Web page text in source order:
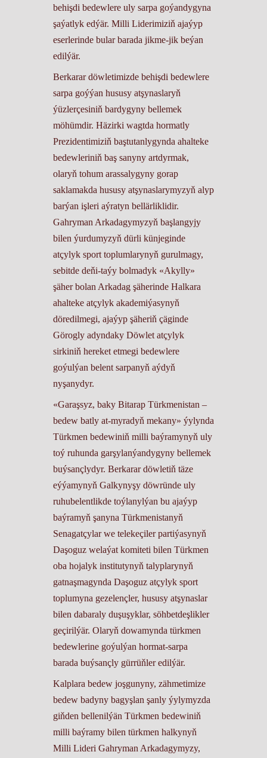
behişdi bedewlere uly sarpa goýandygyna
şaýatlyk edýär. Milli Liderimiziň ajaýyp
eserlerinde bular barada jikme-jik beýan
edilýär.
Berkarar döwletimizde behişdi bedewlere
sarpa goýýan hususy atşynaslaryň
ýüzlerçesiniň bardygyny bellemek
möhümdir. Häzirki wagtda hormatly
Prezidentimiziň baştutanlygynda ahalteke
bedewleriniň baş sanyny artdyrmak,
olaryň tohum arassalygyny gorap
saklamakda hususy atşynaslarymyzyň alyp
barýan işleri aýratyn bellärliklidir.
Gahryman Arkadagymyzyň başlangyjy
bilen ýurdumyzyň dürli künjeginde
atçylyk sport toplumlarynyň gurulmagy,
sebitde deňi-taýy bolmadyk «Akylly»
şäher bolan Arkadag şäherinde Halkara
ahalteke atçylyk akademiýasynyň
döredilmegi, ajaýyp şäheriň çäginde
Görogly adyndaky Döwlet atçylyk
sirkiniň hereket etmegi bedewlere
goýulýan belent sarpanyň aýdyň
nyşanydyr.
«Garaşsyz, baky Bitarap Türkmenistan –
bedew batly at-myradyň mekany» ýylynda
Türkmen bedewiniň milli baýramynyň uly
toý ruhunda garşylanýandygyny bellemek
buýsançlydyr. Berkarar döwletiň täze
eýýamynyň Galkynyşy döwründe uly
ruhubelentlikde toýlanylýan bu ajaýyp
baýramyň şanyna Türkmenistanyň
Senagatçylar we telekeçiler partiýasynyň
Daşoguz welaýat komiteti bilen Türkmen
oba hojalyk institutynyň talyplarynyň
gatnaşmagynda Daşoguz atçylyk sport
toplumyna gezelençler, hususy atşynaslar
bilen dabaraly duşuşyklar, söhbetdeşlikler
geçirilýär. Olaryň dowamynda türkmen
bedewlerine goýulýan hormat-sarpa
barada buýsançly gürrüňler edilýär.
Kalplara bedew joşgunyny, zähmetimize
bedew badyny bagyşlan şanly ýylymyzda
giňden bellenilýän Türkmen bedewiniň
milli baýramy bilen türkmen halkynyň
Milli Lideri Gahryman Arkadagymyzy,